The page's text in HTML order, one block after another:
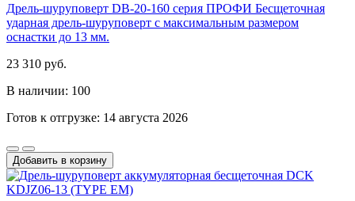
Дрель-шуруповерт DB-20-160 серия ПРОФИ Бесщеточная
ударная дрель-шуруповерт с максимальным размером
оснастки до 13 мм.
23 310 руб.
В наличии: 100
Готов к отгрузке: 14 августа 2026
Добавить в корзину